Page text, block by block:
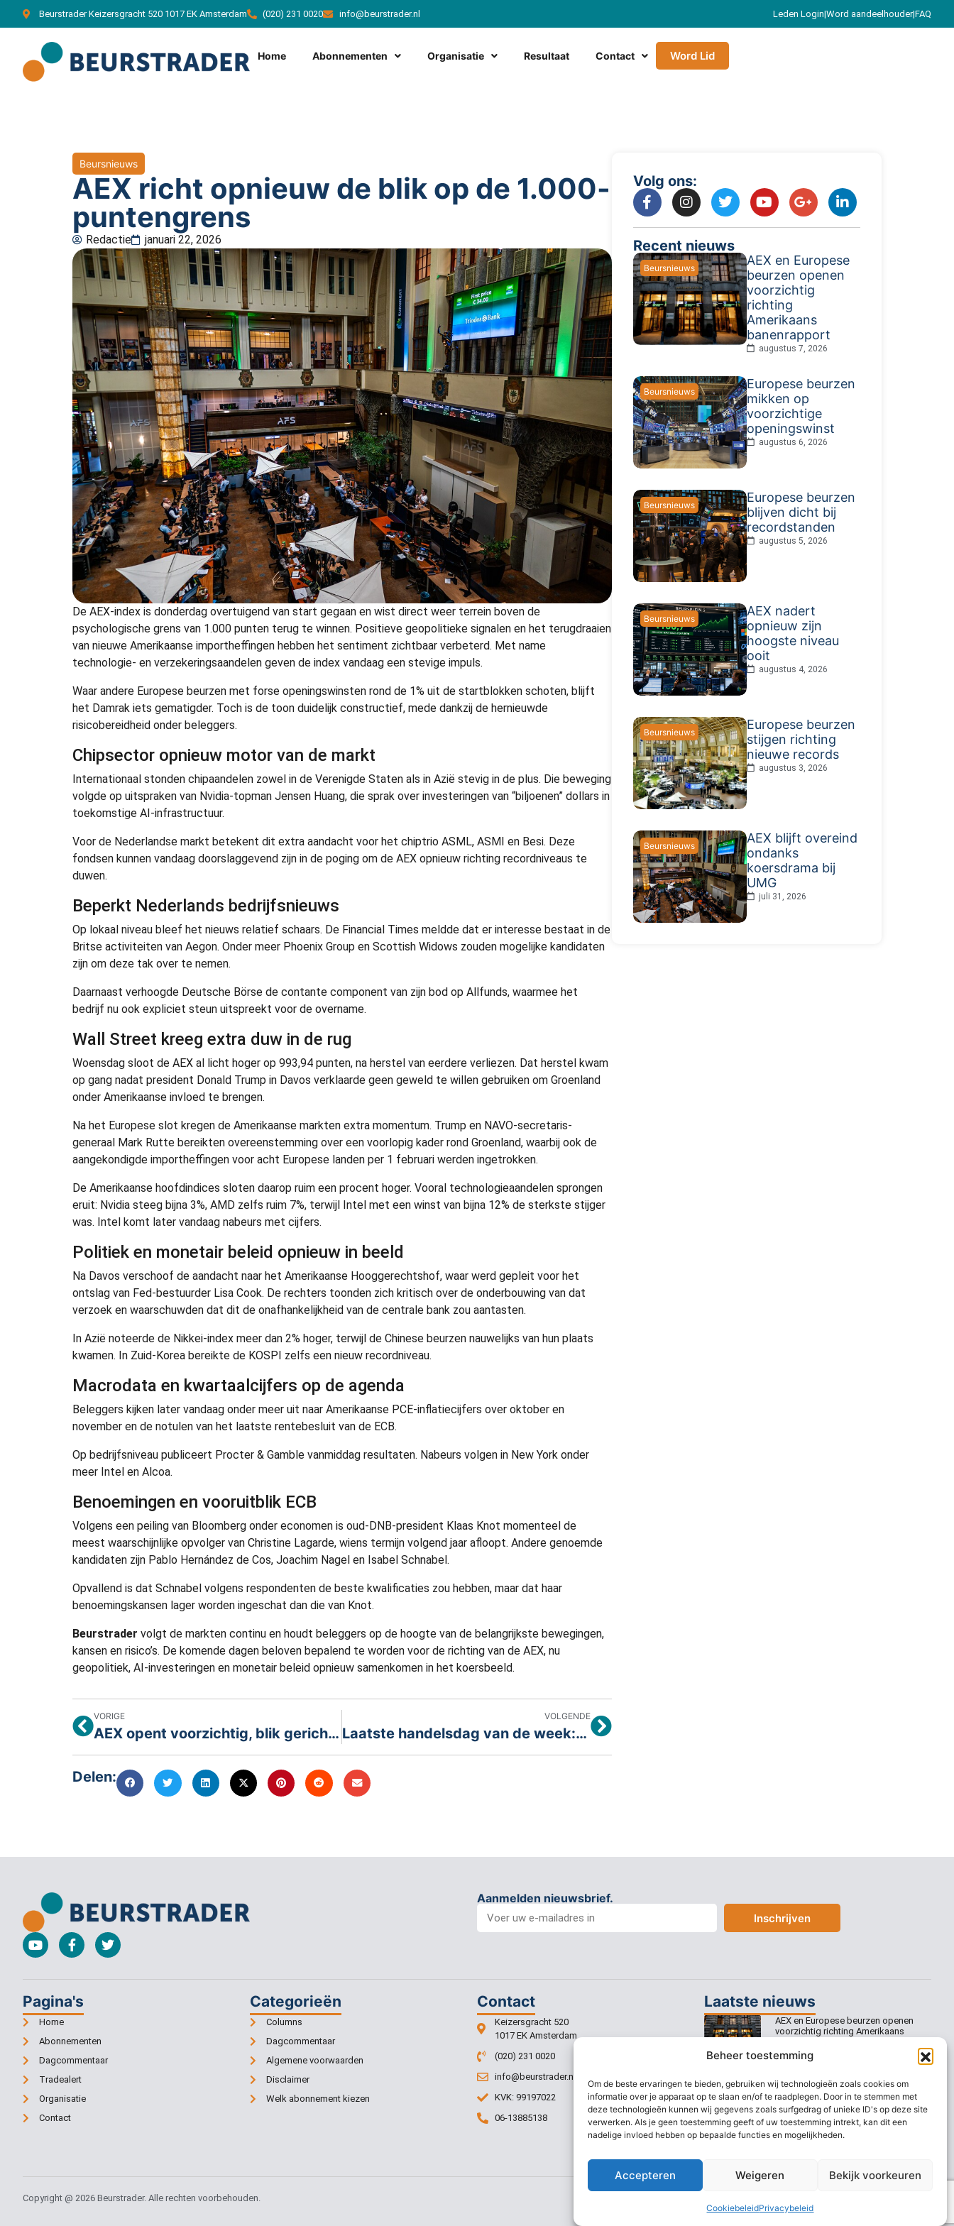
Beheer toestemming
Om de beste ervaringen te bieden, gebruiken wij technologieën zoals cookies om
informatie over je apparaat op te slaan en/of te raadplegen. Door in te stemmen met
deze technologieën kunnen wij gegevens zoals surfgedrag of unieke ID's op deze site
verwerken. Als je geen toestemming geeft of uw toestemming intrekt, kan dit een
nadelige invloed hebben op bepaalde functies en mogelijkheden.
Accepteren Weigeren Bekijk voorkeuren
CookiebeleidPrivacybeleid
Beurstrader Keizersgracht 520 1017 EK Amsterdam (020) 231 0020 info@beurstrader.nl Leden Login|Word aandeelhouder|FAQ
Home Abonnementen Organisatie Resultaat Contact Word Lid
Beursnieuws
AEX richt opnieuw de blik op de 1.000-
puntengrens
Redactie januari 22, 2026
De AEX-index is donderdag overtuigend van start gegaan en wist direct weer terrein boven de
psychologische grens van 1.000 punten terug te winnen. Positieve geopolitieke signalen en het terugdraaien
van nieuwe Amerikaanse importheffingen hebben het sentiment zichtbaar verbeterd. Met name
technologie- en verzekeringsaandelen geven de index vandaag een stevige impuls.
Waar andere Europese beurzen met forse openingswinsten rond de 1% uit de startblokken schoten, blijft
het Damrak iets gematigder. Toch is de toon duidelijk constructief, mede dankzij de hernieuwde
risicobereidheid onder beleggers.
Chipsector opnieuw motor van de markt
Internationaal stonden chipaandelen zowel in de Verenigde Staten als in Azië stevig in de plus. Die beweging
volgde op uitspraken van Nvidia-topman Jensen Huang, die sprak over investeringen van “biljoenen” dollars in
toekomstige AI-infrastructuur.
Voor de Nederlandse markt betekent dit extra aandacht voor het chiptrio ASML, ASMI en Besi. Deze
fondsen kunnen vandaag doorslaggevend zijn in de poging om de AEX opnieuw richting recordniveaus te
duwen.
Beperkt Nederlands bedrijfsnieuws
Op lokaal niveau bleef het nieuws relatief schaars. De Financial Times meldde dat er interesse bestaat in de
Britse activiteiten van Aegon. Onder meer Phoenix Group en Scottish Widows zouden mogelijke kandidaten
zijn om deze tak over te nemen.
Daarnaast verhoogde Deutsche Börse de contante component van zijn bod op Allfunds, waarmee het
bedrijf nu ook expliciet steun uitspreekt voor de overname.
Wall Street kreeg extra duw in de rug
Woensdag sloot de AEX al licht hoger op 993,94 punten, na herstel van eerdere verliezen. Dat herstel kwam
op gang nadat president Donald Trump in Davos verklaarde geen geweld te willen gebruiken om Groenland
onder Amerikaanse invloed te brengen.
Na het Europese slot kregen de Amerikaanse markten extra momentum. Trump en NAVO-secretaris-
generaal Mark Rutte bereikten overeenstemming over een voorlopig kader rond Groenland, waarbij ook de
aangekondigde importheffingen voor acht Europese landen per 1 februari werden ingetrokken.
De Amerikaanse hoofdindices sloten daarop ruim een procent hoger. Vooral technologieaandelen sprongen
eruit: Nvidia steeg bijna 3%, AMD zelfs ruim 7%, terwijl Intel met een winst van bijna 12% de sterkste stijger
was. Intel komt later vandaag nabeurs met cijfers.
Politiek en monetair beleid opnieuw in beeld
Na Davos verschoof de aandacht naar het Amerikaanse Hooggerechtshof, waar werd gepleit voor het
ontslag van Fed-bestuurder Lisa Cook. De rechters toonden zich kritisch over de onderbouwing van dat
verzoek en waarschuwden dat dit de onafhankelijkheid van de centrale bank zou aantasten.
In Azië noteerde de Nikkei-index meer dan 2% hoger, terwijl de Chinese beurzen nauwelijks van hun plaats
kwamen. In Zuid-Korea bereikte de KOSPI zelfs een nieuw recordniveau.
Macrodata en kwartaalcijfers op de agenda
Beleggers kijken later vandaag onder meer uit naar Amerikaanse PCE-inflatiecijfers over oktober en
november en de notulen van het laatste rentebesluit van de ECB.
Op bedrijfsniveau publiceert Procter & Gamble vanmiddag resultaten. Nabeurs volgen in New York onder
meer Intel en Alcoa.
Benoemingen en vooruitblik ECB
Volgens een peiling van Bloomberg onder economen is oud-DNB-president Klaas Knot momenteel de
meest waarschijnlijke opvolger van Christine Lagarde, wiens termijn volgend jaar afloopt. Andere genoemde
kandidaten zijn Pablo Hernández de Cos, Joachim Nagel en Isabel Schnabel.
Opvallend is dat Schnabel volgens respondenten de beste kwalificaties zou hebben, maar dat haar
benoemingskansen lager worden ingeschat dan die van Knot.
Beurstrader volgt de markten continu en houdt beleggers op de hoogte van de belangrijkste bewegingen,
kansen en risico’s. De komende dagen beloven bepalend te worden voor de richting van de AEX, nu
geopolitiek, AI-investeringen en monetair beleid opnieuw samenkomen in het koersbeeld.
VORIGE
AEX opent voorzichtig, blik gericht op Davos
VOLGENDE
Laatste handelsdag van de week: Voorzichtig begin op het Damrak
Delen:
Volg ons:
Recent nieuws
Beursnieuws
AEX en Europese
beurzen openen
voorzichtig
richting
Amerikaans
banenrapport
augustus 7, 2026
Beursnieuws
Europese beurzen
mikken op
voorzichtige
openingswinst
augustus 6, 2026
Beursnieuws
Europese beurzen
blijven dicht bij
recordstanden
augustus 5, 2026
Beursnieuws
AEX nadert
opnieuw zijn
hoogste niveau
ooit
augustus 4, 2026
Beursnieuws
Europese beurzen
stijgen richting
nieuwe records
augustus 3, 2026
Beursnieuws
AEX blijft overeind
ondanks
koersdrama bij
UMG
juli 31, 2026
Aanmelden nieuwsbrief.
Inschrijven
Pagina's
Home
Abonnementen
Dagcommentaar
Tradealert
Organisatie
Contact
Categorieën
Columns
Dagcommentaar
Algemene voorwaarden
Disclaimer
Welk abonnement kiezen
Contact
Keizersgracht 520
1017 EK Amsterdam
(020) 231 0020
info@beurstrader.nl
KVK: 99197022
06-13885138
Laatste nieuws
AEX en Europese beurzen openen
voorzichtig richting Amerikaans
Europese beurzen mikken op
Europese beurzen blijven dicht bij
recordstanden
AEX nadert opnieuw zijn hoogste
Copyright @ 2026 Beurstrader. Alle rechten voorbehouden.